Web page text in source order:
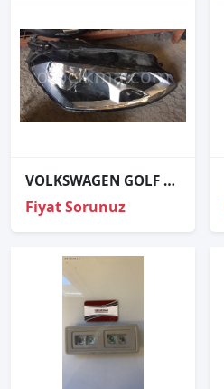
VOLKSWAGEN GOLF 7 SAĞ FAR VE TÜM ÇIKMA PARÇALAR
Fiyat Sorunuz